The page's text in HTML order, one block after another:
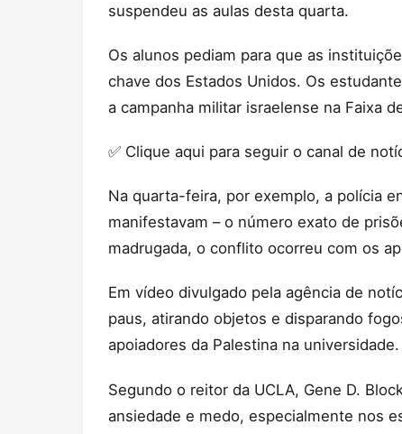
suspendeu as aulas desta quarta.
Os alunos pediam para que as
chave dos Estados Unidos. Os
a campanha militar israelense na Faixa
✅ Clique aqui para seguir o canal de
Na quarta-feira, por exemplo, a polícia
manifestavam – o número exato de
madrugada, o conflito ocorreu com os
Em vídeo divulgado pela agência de
paus, atirando objetos e disparando
apoiadores da Palestina na universidade.
Segundo o reitor da UCLA, Gene D.
ansiedade e medo, especialmente nos